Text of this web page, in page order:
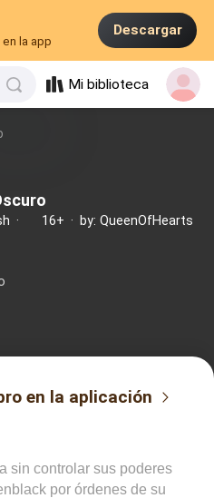
la app
Descargar
Mi biblioteca
· 16+ · by: QueenOfHearts
en la aplicación
sin controlar sus poderes
por órdenes de su